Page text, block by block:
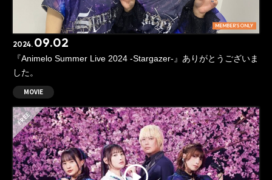
MEMBER'S ONLY
2024. 09.02
『Animelo Summer Live 2024 -Stargazer-』ありがとうございま
した。
MOVIE